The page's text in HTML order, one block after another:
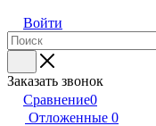
Войти
Заказать звонок
Сравнение0
Отложенные 0